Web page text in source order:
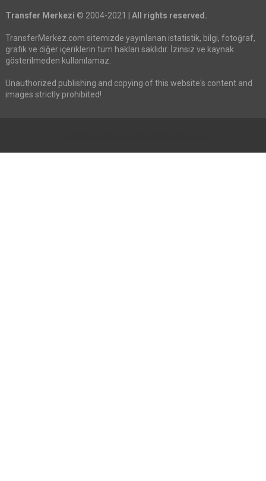
Transfer Merkezi © 2004-2021 | All rights reserved.
TransferMerkez.com sitemizde yayınlanan istatistik, bilgi, fotoğraf,
grafik ve diğer içeriklerin tüm hakları saklıdır. İzinsiz ve kaynak
gösterilmeden kullanılamaz.
Unauthorized publishing and copying of this website's content and
images strictly prohibited!